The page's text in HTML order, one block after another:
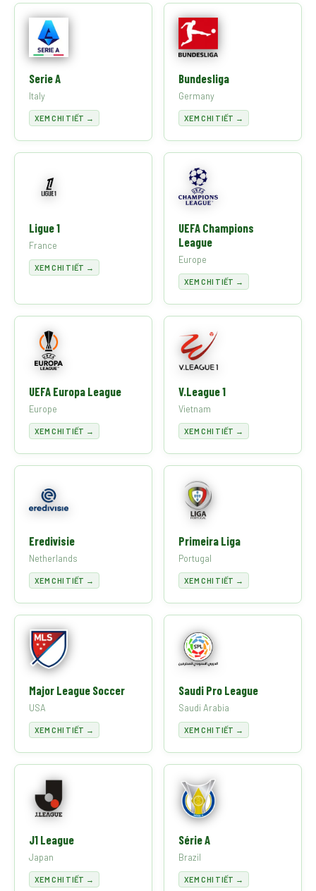
Serie A
Italy
XEM CHI TIẾT →
Bundesliga
Germany
XEM CHI TIẾT →
Ligue 1
France
XEM CHI TIẾT →
UEFA Champions
League
Europe
XEM CHI TIẾT →
UEFA Europa League
Europe
XEM CHI TIẾT →
V.League 1
Vietnam
XEM CHI TIẾT →
Eredivisie
Netherlands
XEM CHI TIẾT →
Primeira Liga
Portugal
XEM CHI TIẾT →
Major League Soccer
USA
XEM CHI TIẾT →
Saudi Pro League
Saudi Arabia
XEM CHI TIẾT →
J1 League
Japan
XEM CHI TIẾT →
Série A
Brazil
XEM CHI TIẾT →